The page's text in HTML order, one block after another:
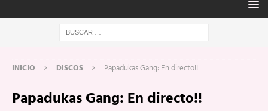
INICIO DISCOS Papadukas Gang: En directo!!
Papadukas Gang: En directo!!